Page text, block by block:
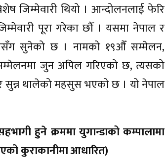
जिम्मेवारी थियो । आन्दोलनलाई फेरि
पूरा गरेका छौँ । यसमा नेपाल र
सुनेको छ । नामको १९औँ सम्मेलन,
सम्मेलनमा जुन अपिल गरिएको छ, त्यसको
र सुन्न थालेको महसुस भएको छ । यो नेपाल
हुने क्रममा युगान्डाको कम्पालामा
कुराकानीमा आधारित)